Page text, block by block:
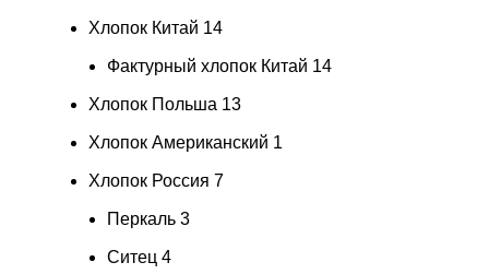
Хлопок Китай 14
Фактурный хлопок Китай 14
Хлопок Польша 13
Хлопок Американский 1
Хлопок Россия 7
Перкаль 3
Ситец 4